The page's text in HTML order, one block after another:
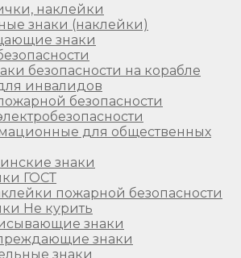
наклейки
знаки (наклейки)
знаки
безопасности на корабле
инвалидов
безопасности
для общественных
знаки
ГОСТ
пожарной безопасности
Не курить
знаки
знаки
знаки